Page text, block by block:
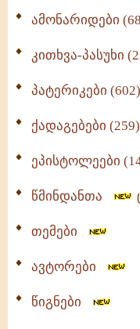
ამონარიდები
კითხვა-პასუხი
პატერიკები (602)
ქადაგებები (259)
ეპისტოლეები
წმინდანთა
თემები
ავტორები
წიგნები